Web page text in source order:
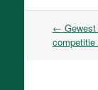
Post
navigation
←
competitie